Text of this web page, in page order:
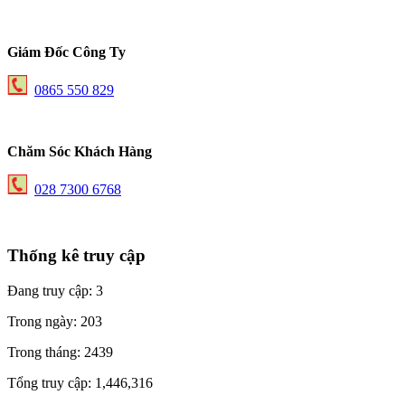
Giám Đốc Công Ty
0865 550 829
Chăm Sóc Khách Hàng
028 7300 6768
Thống kê truy cập
Đang truy cập: 3
Trong ngày: 203
Trong tháng: 2439
Tổng truy cập: 1,446,316